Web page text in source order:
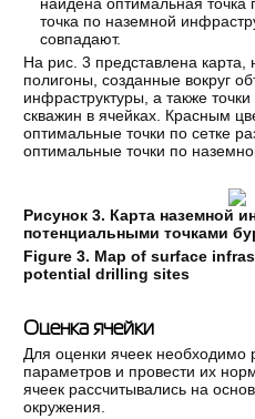
точка по наземной
совпадают.
На рис. 3 представлена карта,
полигоны, созданные вокруг
инфраструктуры, а также
скважин в ячейках. Красным
оптимальные точки по сетке
оптимальные точки по
Рисунок 3. Карта наземной
потенциальными точками
Figure 3. Map of surface
potential drilling sites
Оценка ячейки
Для оценки ячеек необходимо
параметров и провести их
ячеек рассчитывались на
окружения.